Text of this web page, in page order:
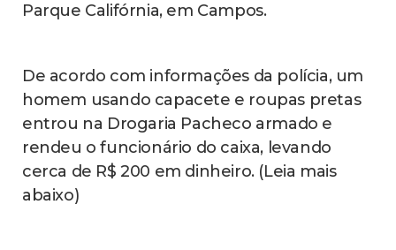
Parque Califórnia, em Campos.
De acordo com informações da polícia, um
homem usando capacete e roupas pretas
entrou na Drogaria Pacheco armado e
rendeu o funcionário do caixa, levando
cerca de R$ 200 em dinheiro. (Leia mais
abaixo)